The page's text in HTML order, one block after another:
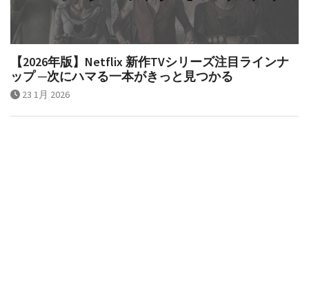
【2026年版】Netflix 新作TVシリーズ注目ラインナ
ップ ─次にハマる一本がきっと見つかる
23 1月 2026